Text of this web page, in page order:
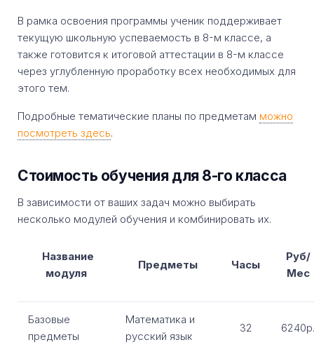
В рамка освоения программы ученик поддерживает
текущую школьную успеваемость в 8-м классе, а
также готовится к итоговой аттестации в 8-м классе
через углубленную проработку всех необходимых для
этого тем.
Подробные тематические планы по предметам можно
посмотреть здесь.
Стоимость обучения для 8-го класса
В зависимости от ваших задач можно выбирать
несколько модулей обучения и комбинировать их.
Название
модуля
Предметы Часы
Руб/
Мес
Базовые
предметы
Математика и
русский язык
32 6240р.